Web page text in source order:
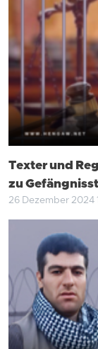
Texter und
zu
26 Dezember 2024